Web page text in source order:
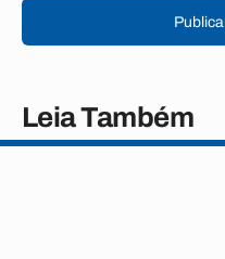
Leia Também